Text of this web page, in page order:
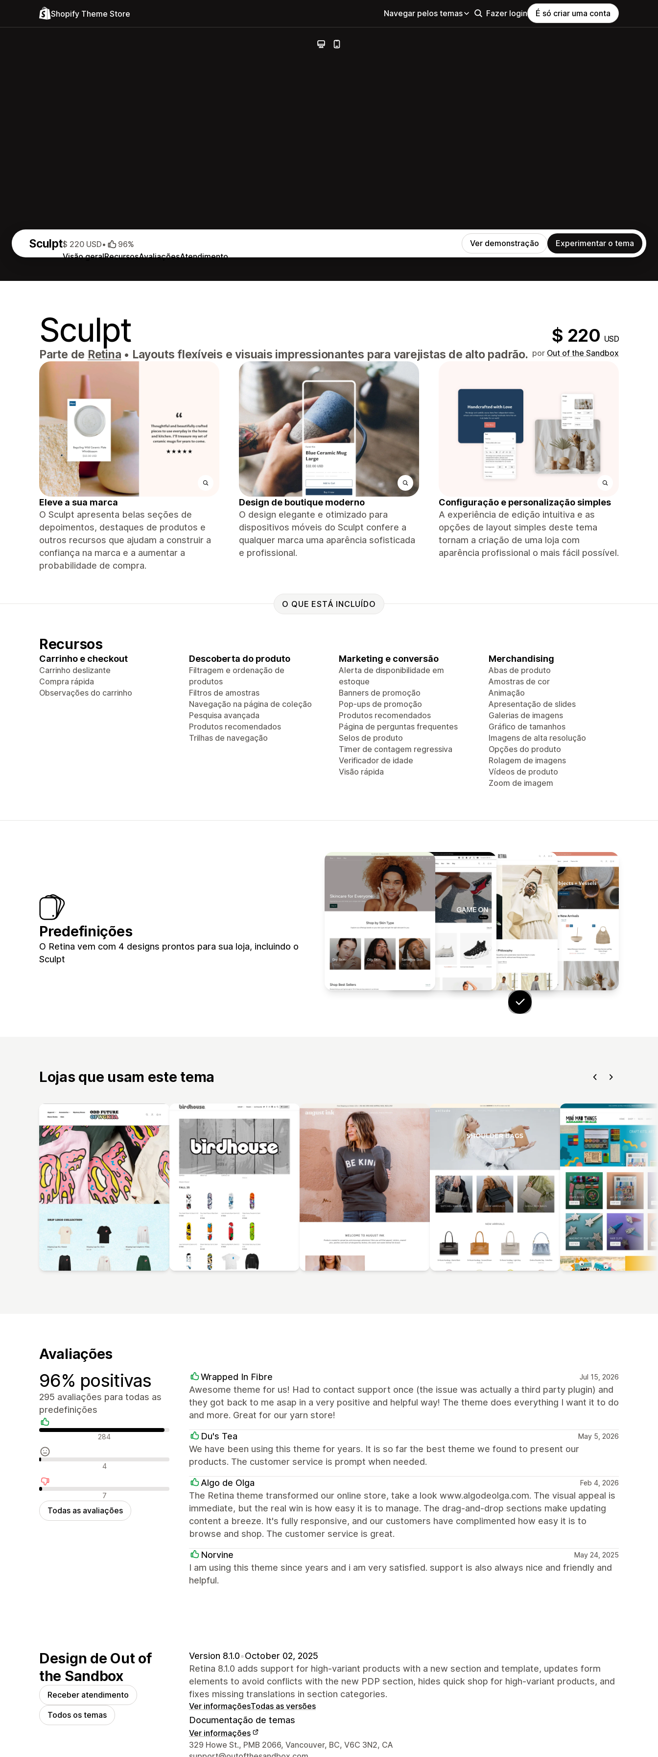
Shopify Theme Store Navegar pelos temas Fazer login É só criar uma conta
Sculpt
Visão geralRecursosAvaliaçõesAtendimento
$ 220 USD• 96% Ver demonstração Experimentar o tema
Sculpt $ 220 USD
Parte de Retina • Layouts flexíveis e visuais impressionantes para varejistas de alto padrão. por Out of the Sandbox
Eleve a sua marca
O Sculpt apresenta belas seções de
depoimentos, destaques de produtos e
outros recursos que ajudam a construir a
confiança na marca e a aumentar a
probabilidade de compra.
Design de boutique moderno
O design elegante e otimizado para
dispositivos móveis do Sculpt confere a
qualquer marca uma aparência sofisticada
e profissional.
Configuração e personalização simples
A experiência de edição intuitiva e as
opções de layout simples deste tema
tornam a criação de uma loja com
aparência profissional o mais fácil possível.
O QUE ESTÁ INCLUÍDO
Recursos
Carrinho e checkout
Carrinho deslizante
Compra rápida
Observações do carrinho
Descoberta do produto
Filtragem e ordenação de
produtos
Filtros de amostras
Navegação na página de coleção
Pesquisa avançada
Produtos recomendados
Trilhas de navegação
Marketing e conversão
Alerta de disponibilidade em
estoque
Banners de promoção
Pop-ups de promoção
Produtos recomendados
Página de perguntas frequentes
Selos de produto
Timer de contagem regressiva
Verificador de idade
Visão rápida
Merchandising
Abas de produto
Amostras de cor
Animação
Apresentação de slides
Galerias de imagens
Gráfico de tamanhos
Imagens de alta resolução
Opções do produto
Rolagem de imagens
Vídeos de produto
Zoom de imagem
Predefinições
O Retina vem com 4 designs prontos para sua loja, incluindo o
Sculpt
Lojas que usam este tema
Avaliações
96% positivas
295 avaliações para todas as
predefinições
Avaliações positivas
284
Avaliações neutras
4
Avaliações negativas
7
Todas as avaliações
Wrapped In Fibre Jul 15, 2026
Awesome theme for us! Had to contact support once (the issue was actually a third party plugin) and
they got back to me asap in a very positive and helpful way! The theme does everything I want it to do
and more. Great for our yarn store!
Du's Tea May 5, 2026
We have been using this theme for years. It is so far the best theme we found to present our
products. The customer service is prompt when needed.
Algo de Olga Feb 4, 2026
The Retina theme transformed our online store, take a look www.algodeolga.com. The visual appeal is
immediate, but the real win is how easy it is to manage. The drag-and-drop sections make updating
content a breeze. It's fully responsive, and our customers have complimented how easy it is to
browse and shop. The customer service is great.
Norvine May 24, 2025
I am using this theme since years and i am very satisfied. support is also always nice and friendly and
helpful.
Design de Out of
the Sandbox
Receber atendimento
Todos os temas
Version 8.1.0•October 02, 2025
Retina 8.1.0 adds support for high-variant products with a new section and template, updates form
elements to avoid conflicts with the new PDP section, hides quick shop for high-variant products, and
fixes missing translations in section categories.
Ver informaçõesTodas as versões
Documentação de temas
Ver informações
Informações de contato do designer
329 Howe St., PMB 2066, Vancouver, BC, V6C 3N2, CA